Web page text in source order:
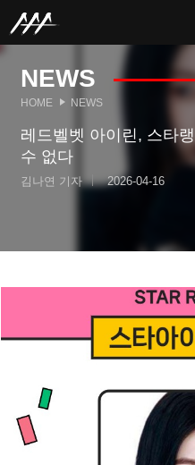
NEWS
HOME NEWS
레드벨벳 아이린, 스타
수 없다
김나연 기자 2026-04-16